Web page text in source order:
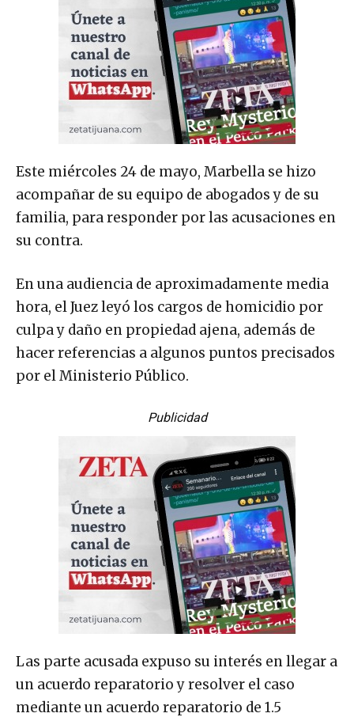
Este miércoles 24 de mayo, Marbella se hizo
acompañar de su equipo de abogados y de su
familia, para responder por las acusaciones en
su contra.
En una audiencia de aproximadamente media
hora, el Juez leyó los cargos de homicidio por
culpa y daño en propiedad ajena, además de
hacer referencias a algunos puntos precisados
por el Ministerio Público.
Publicidad
Las parte acusada expuso su interés en llegar a
un acuerdo reparatorio y resolver el caso
mediante un acuerdo reparatorio de 1.5